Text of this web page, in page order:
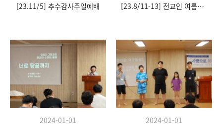
[23.11/5] 추수감사주일예배
[23.8/11-13] 전교인 여름수련회
2024-01-01
2024-01-01